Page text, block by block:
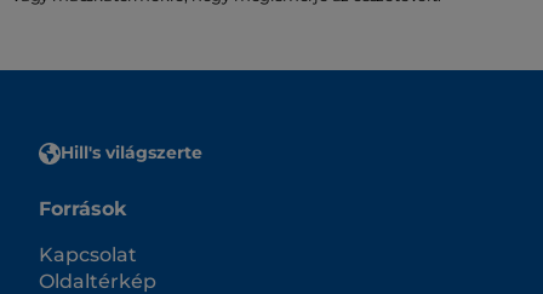
Hill's világszerte
Források
Kapcsolat
Oldaltérkép